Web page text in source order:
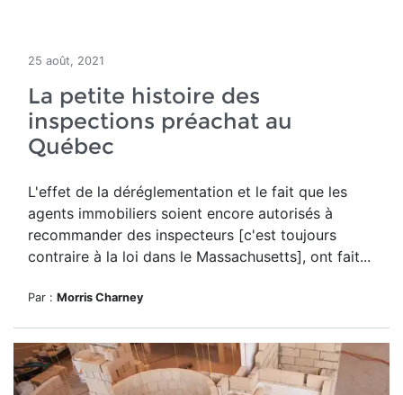
25 août, 2021
La petite histoire des
inspections préachat au
Québec
L'effet de la déréglementation et le fait que les
agents immobiliers soient encore autorisés à
recommander des inspecteurs [c'est toujours
contraire à la loi dans le Massachusetts], ont fait...
Par : Morris Charney